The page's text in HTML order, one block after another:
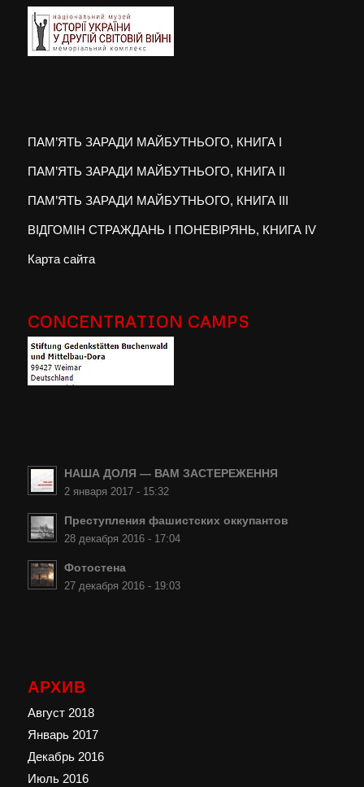
ПАМ’ЯТЬ ЗАРАДИ МАЙБУТНЬОГО, КНИГА I
ПАМ’ЯТЬ ЗАРАДИ МАЙБУТНЬОГО, КНИГА II
ПАМ’ЯТЬ ЗАРАДИ МАЙБУТНЬОГО, КНИГА III
ВІДГОМІН СТРАЖДАНЬ І ПОНЕВІРЯНЬ, КНИГА IV
Карта сайта
CONCENTRATION CAMPS
НАША ДОЛЯ — ВАМ ЗАСТЕРЕЖЕННЯ
2 января 2017 - 15:32
Преступления фашистских оккупантов
28 декабря 2016 - 17:04
Фотостена
27 декабря 2016 - 19:03
АРХИВ
Август 2018
Январь 2017
Декабрь 2016
Июль 2016